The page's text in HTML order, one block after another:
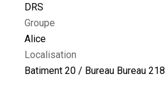
DRS
Groupe
Alice
Localisation
Batiment 20 / Bureau Bureau 218